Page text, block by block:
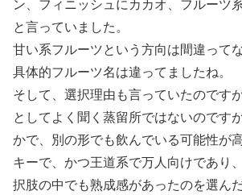
ン、フィニッシュにカカオ、フルーツ
と言っていました。
甘い系フルーツという方向は間違って
具体的フルーツ名は違ってましたね。
そして、選択理由も言っていたのです
としてよく聞く蒸留所ではないのです
かで、別の形でも飲んでいる可能性が
キーで、かつ王道系で万人向けであり
択肢の中でも熟成感があったのを選ん